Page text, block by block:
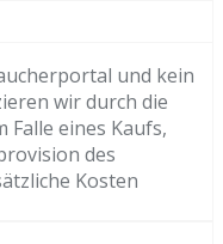
und kein
wir durch die
Falle eines Kaufs,
des
Kosten